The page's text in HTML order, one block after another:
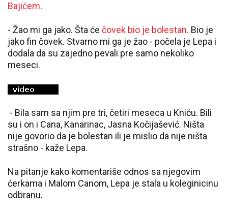
Bajićem.
- Žao mi ga jako. Šta će čovek bio je bolestan. Bio je
jako fin čovek. Stvarno mi ga je žao - počela je Lepa i
dodala da su zajedno pevali pre samo nekoliko
meseci.
- Bila sam sa njim pre tri, četiri meseca u Kniću. Bili
su i on i Cana, Kanarinac, Jasna Kočijašević. Ništa
nije govorio da je bolestan ili je mislio da nije ništa
strašno - kaže Lepa.
Na pitanje kako komentariše odnos sa njegovim
ćerkama i Malom Canom, Lepa je stala u koleginicinu
odbranu.